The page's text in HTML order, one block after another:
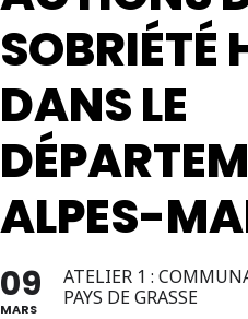
SOBRIÉTÉ
DANS LE
ALPES-
09
MARS
ATELIER 1 :
PAYS DE GRASSE